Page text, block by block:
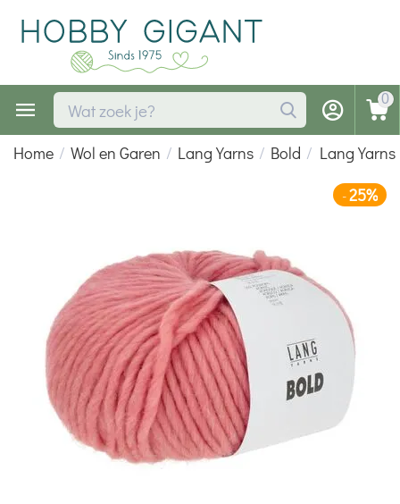
0
Home / Wol en Garen / Lang Yarns / Bold / Lang
-25%